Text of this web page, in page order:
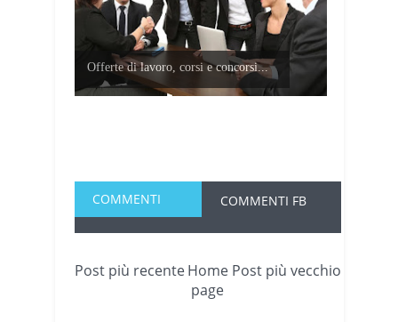
Offerte di lavoro, corsi e concorsi...
COMMENTI COMMENTI FB
Post più recente Post più vecchio
Home
page